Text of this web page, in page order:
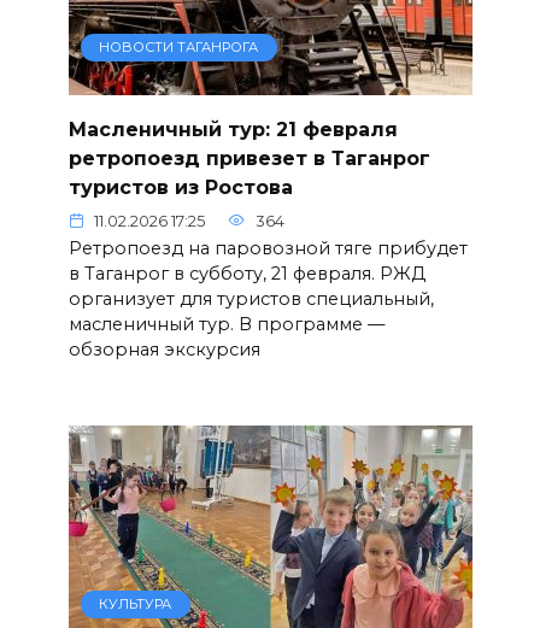
НОВОСТИ ТАГАНРОГА
Масленичный тур: 21 февраля
ретропоезд привезет в Таганрог
туристов из Ростова
11.02.2026 17:25 364
Ретропоезд на паровозной тяге прибудет
в Таганрог в субботу, 21 февраля. РЖД
организует для туристов специальный,
масленичный тур. В программе —
обзорная экскурсия
КУЛЬТУРА